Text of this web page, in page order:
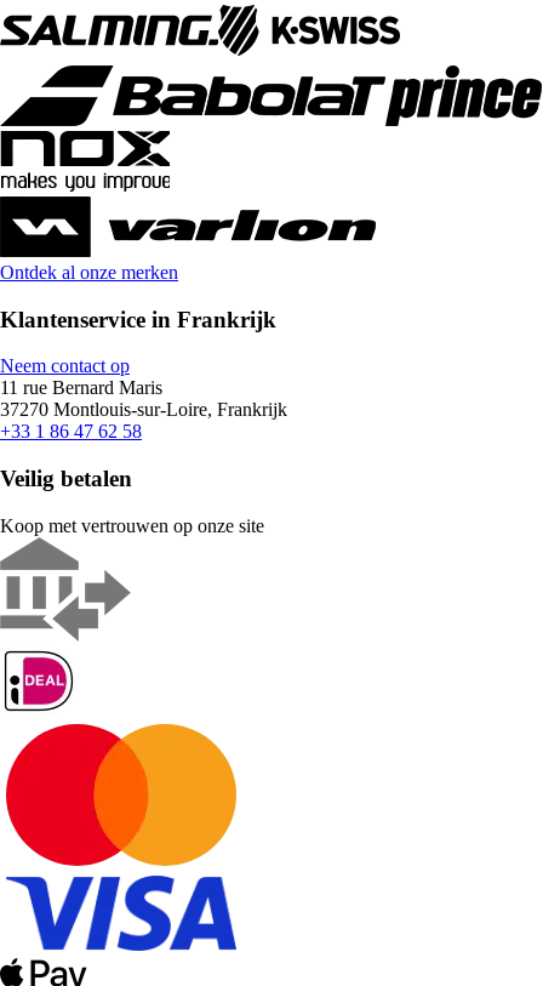
Ontdek al onze merken
Klantenservice in Frankrijk
Neem contact op
11 rue Bernard Maris
37270 Montlouis-sur-Loire, Frankrijk
+33 1 86 47 62 58
Veilig betalen
Koop met vertrouwen op onze site